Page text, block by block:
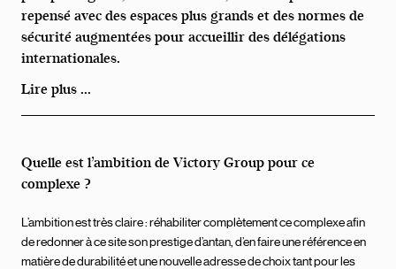
repensé avec des espaces plus grands et des normes de
sécurité augmentées pour accueillir des délégations
internationales.
Lire plus ...
Quelle est l’ambition de Victory Group pour ce
complexe ?
L’ambition est très claire : réhabiliter complètement ce complexe afin
de redonner à ce site son prestige d’antan, d’en faire une référence en
matière de durabilité et une nouvelle adresse de choix tant pour les